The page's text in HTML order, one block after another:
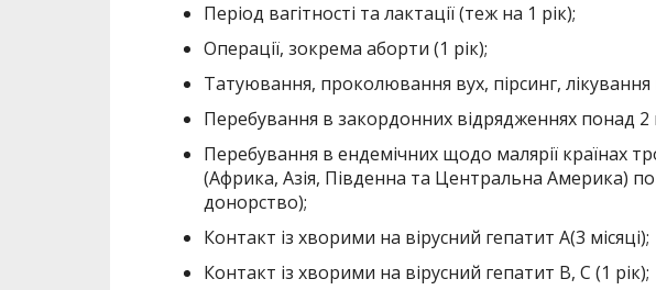
Період вагітності та лактації (теж на 1 рік);
Операції, зокрема аборти (1 рік);
Татуювання, проколювання вух, пірсинг,
Перебування в закордонних відрядженнях понад 2
Перебування в ендемічних щодо малярії країнах
(Африка, Азія, Південна та Центральна Америка)
донорство);
Контакт із хворими на вірусний гепатит A(3 місяці);
Контакт із хворими на вірусний гепатит B, С (1 рік);